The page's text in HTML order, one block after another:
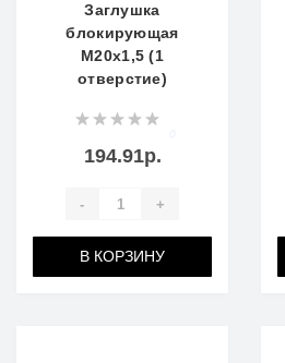
Заглушка
блокирующая
M20x1,5 (1
отверстие)
194.91р.
- +
В КОРЗИНУ